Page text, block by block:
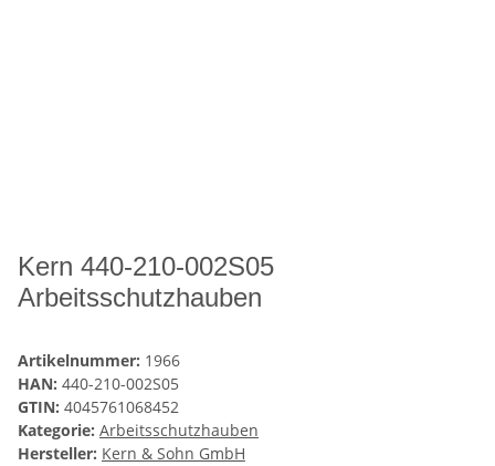
Kern 440-210-002S05
Arbeitsschutzhauben
Artikelnummer: 1966
HAN: 440-210-002S05
GTIN: 4045761068452
Kategorie: Arbeitsschutzhauben
Hersteller: Kern & Sohn GmbH